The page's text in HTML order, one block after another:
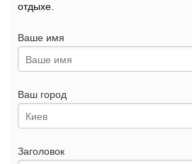
отдыхе.
Ваше имя
Ваш город
Заголовок